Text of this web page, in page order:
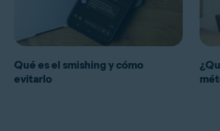
Qué es el smishing y cómo
evitarlo